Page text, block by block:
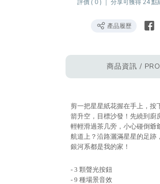
評價 ( 0 ) ｜分享可獲得 24
產品履歷
商品資訊 /
剪一把星星紙花握在手上，
箭升空，目標沙發！先繞到廚
輕輕滑過茶几旁，小心碰倒爺
航道上？沿路灑滿星星的足跡
銀河系都是我的家！
- 3 顆聲光按鈕
- 9 種場景音效